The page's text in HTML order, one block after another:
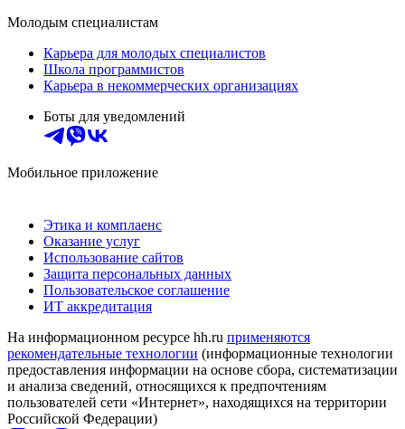
Молодым специалистам
Карьера для молодых специалистов
Школа программистов
Карьера в некоммерческих организациях
Боты для уведомлений
Мобильное приложение
Этика и комплаенс
Оказание услуг
Использование сайтов
Защита персональных данных
Пользовательское соглашение
ИТ аккредитация
На информационном ресурсе hh.ru применяются
рекомендательные технологии (информационные технологии
предоставления информации на основе сбора, систематизации
и анализа сведений, относящихся к предпочтениям
пользователей сети «Интернет», находящихся на территории
Российской Федерации)